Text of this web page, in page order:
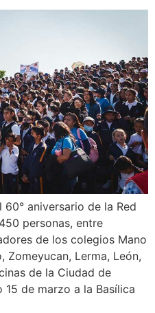
aniversario de la Red
personas, entre
de los colegios Mano
Zomeyucan, Lerma, León,
de la Ciudad de
de marzo a la Basílica